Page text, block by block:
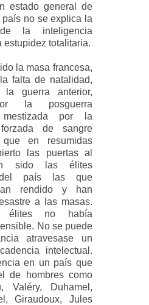
estado general de
no se explica la
la inteligencia
estupidez totalitaria.
la masa francesa,
falta de natalidad,
la guerra anterior,
la posguerra
por la
de sangre
en resumidas
las puertas al
sido las élites
del país las que
rendido y han
a las masas.
no había
No se puede
atravesase un
intelectual.
en un país que
de hombres como
Valéry, Duhamel,
Giraudoux, Jules